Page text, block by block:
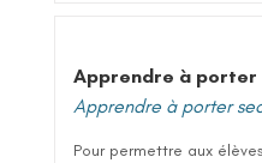
Apprendre à porter
Apprendre à porter
Pour permettre aux